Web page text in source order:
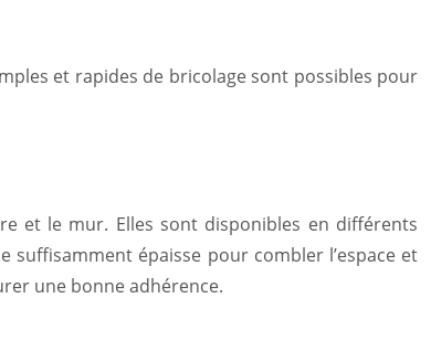
et rapides de bricolage sont possibles pour
et le mur. Elles sont disponibles en différents
suffisamment épaisse pour combler l’espace et
une bonne adhérence.